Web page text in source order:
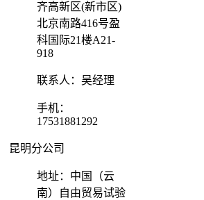
齐高新区(新市区)
北京南路416号盈
科国际21楼A21-
918
联系人：吴经理
手机：
17531881292
昆明分公司
地址：中国（云
南）自由贸易试验